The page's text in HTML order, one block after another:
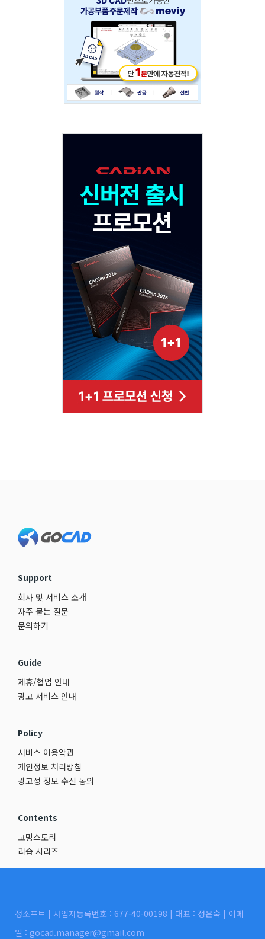
Support
회사 및 서비스 소개
자주 묻는 질문
문의하기
Guide
제휴/협업 안내
광고 서비스 안내
Policy
서비스 이용약관
개인정보 처리방침
광고성 정보 수신 동의
Contents
고밍스토리
리습 시리즈
정소프트 | 사업자등록번호 : 677-40-00198 | 대표 : 정은숙 | 이메
일 : gocad.manager@gmail.com